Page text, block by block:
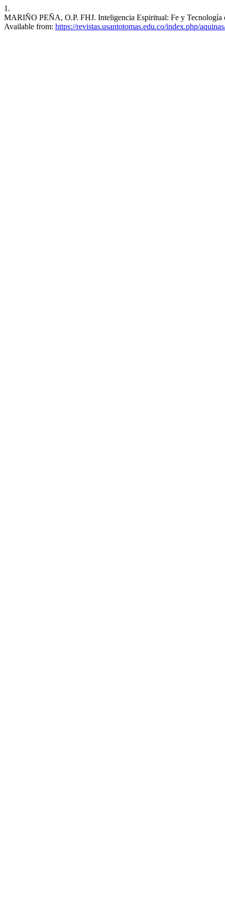
1.
MARIÑO PEÑA, O.P. FHJ. Inteligencia Espiritual: Fe y
Available from: https://revistas.usantotomas.edu.co/index.php/